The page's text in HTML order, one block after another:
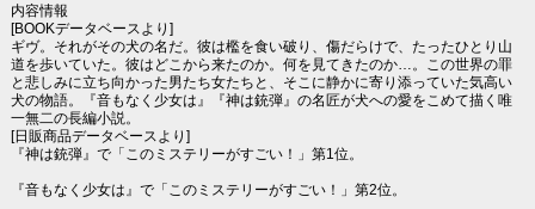
内容情報
[BOOKデータベースより]
ギヴ。それがその犬の名だ。彼は檻を食い破り、傷だらけで、たったひとり山
道を歩いていた。彼はどこから来たのか。何を見てきたのか…。この世界の罪
と悲しみに立ち向かった男たち女たちと、そこに静かに寄り添っていた気高い
犬の物語。『音もなく少女は』『神は銃弾』の名匠が犬への愛をこめて描く唯
一無二の長編小説。
[日販商品データベースより]
『神は銃弾』で「このミステリーがすごい！」第1位。
『音もなく少女は』で「このミステリーがすごい！」第2位。